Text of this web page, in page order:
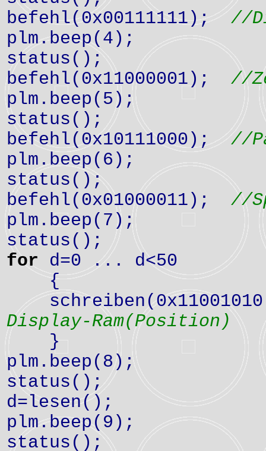
befehl(0x00111111); //
plm.beep(4);
status();
befehl(0x11000001); //
plm.beep(5);
status();
befehl(0x10111000); //
plm.beep(6);
status();
befehl(0x01000011); //
plm.beep(7);
status();
for d=0 ... d<50
{
Display-Ram(Position)
}
plm.beep(8);
status();
plm.beep(9);
status();